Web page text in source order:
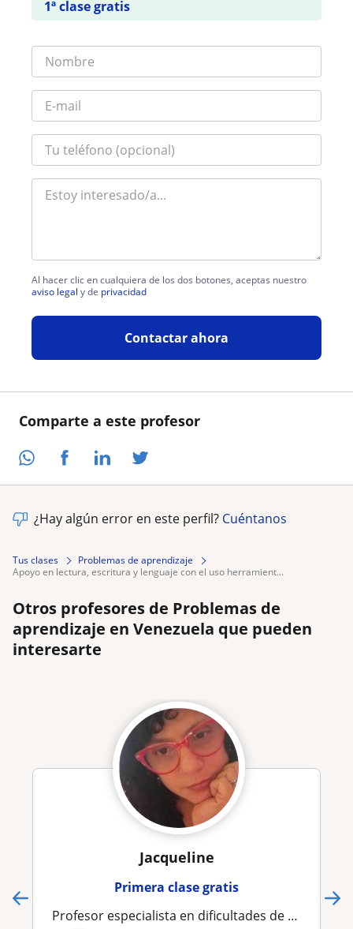
Comparte a este profesor
1ª clase gratis
Al hacer clic en cualquiera de los dos botones, aceptas nuestro
aviso legal y de privacidad
Contactar ahora
¿Hay algún error en este perfil? Cuéntanos
Tus clases
Problemas de aprendizaje
apoyo en lectura, escritura y lenguaje con el uso herramient...
Otros profesores de Problemas de
aprendizaje en Venezuela que pueden
interesarte
Jacqueline
Primera clase gratis
Profesor especialista en dificultades de aprendizaje